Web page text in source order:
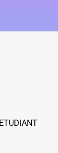
ETUDIANT